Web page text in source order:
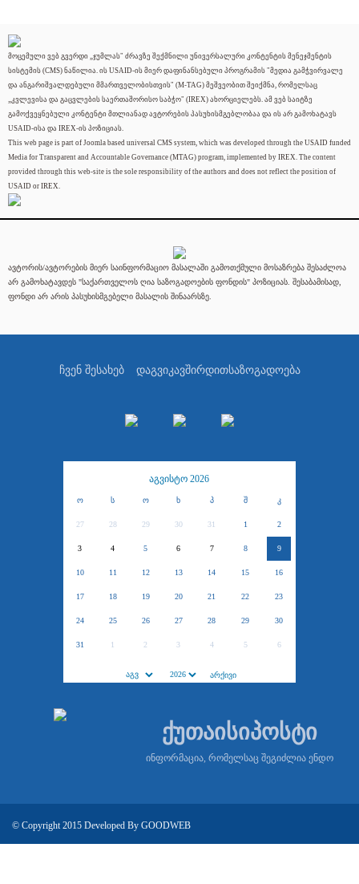
მოცემული ვებ გვერდი „ჯუმლას" ძრავზე შექმნილი უნივერსალური კონტენტის მენეჯმენტის
სისტემის (CMS) ნაწილია. ის USAID-ის მიერ დაფინანსებული პროგრამის "მედია გამჭვირვალე
და ანგარიშვალდებული მმართველობისთვის" (M-TAG) მეშვეობით შეიქმნა, რომელსაც
„კვლევისა და გაცვლების საერთაშორისო საბჭო" (IREX) ახორციელებს. ამ ვებ საიტზე
გამოქვეყნებული კონტენტი მთლიანად ავტორების პასუხისმგებლობაა და ის არ გამოხატავს
USAID-ისა და IREX-ის პოზიციას.
This web page is part of Joomla based universal CMS system, which was developed through the USAID funded
Media for Transparent and Accountable Governance (MTAG) program, implemented by IREX. The content
provided through this web-site is the sole responsibility of the authors and does not reflect the position of
USAID or IREX.
ავტორის/ავტორების მიერ საინფორმაციო მასალაში გამოთქმული მოსაზრება შესაძლოა
არ გამოხატავდეს "საქართველოს ღია საზოგადოების ფონდის" პოზიციას. შესაბამისად,
ფონდი არ არის პასუხისმგებელი მასალის შინაარსზე.
ჩვენ შესახებ დაგვიკავშირდითსაზოგადოება
აგვისტო 2026
ო ს ო ხ პ შ კ
27 28 29 30 31 1 2
3 4 5 6 7 8 9
10 11 12 13 14 15 16
17 18 19 20 21 22 23
24 25 26 27 28 29 30
31 1 2 3 4 5 6
ქუთაისიპოსტი
ინფორმაცია, რომელსაც შეგიძლია ენდო
© Copyright 2015 Developed By GOODWEB